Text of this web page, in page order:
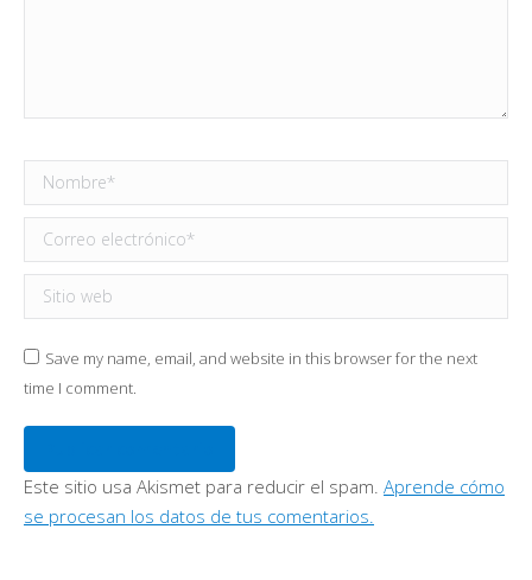
Nombre *
Correo electrónico *
Sitio web
Save my name, email, and website in this browser for the next
time I comment.
Este sitio usa Akismet para reducir el spam. Aprende cómo
se procesan los datos de tus comentarios.